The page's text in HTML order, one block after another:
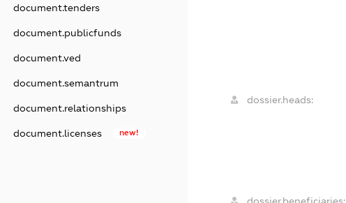
document.tenders
document.publicfunds
document.ved
document.semantrum
document.relationships
document.licenses new!
dossier.heads: